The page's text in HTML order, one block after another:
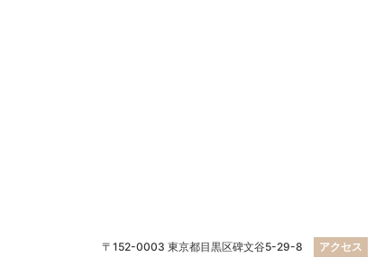
〒152-0003 東京都目黒区碑文谷5-29-8 アクセス